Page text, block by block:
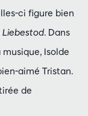
ci figure bien
Liebestod. Dans
Isolde
aimé Tristan.
de